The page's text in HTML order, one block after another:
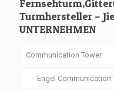
Turmhersteller –
UNTERNEHMEN
Communication Tower
Engel Communication